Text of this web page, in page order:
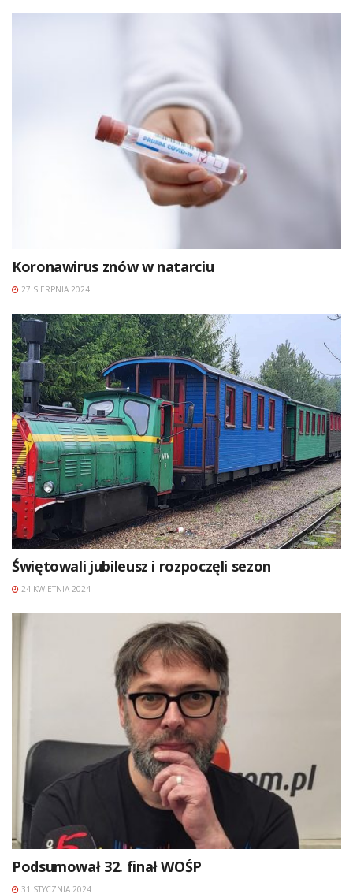
Koronawirus znów w natarciu
27 SIERPNIA 2024
Świętowali jubileusz i rozpoczęli sezon
24 KWIETNIA 2024
Podsumował 32. finał WOŚP
31 STYCZNIA 2024